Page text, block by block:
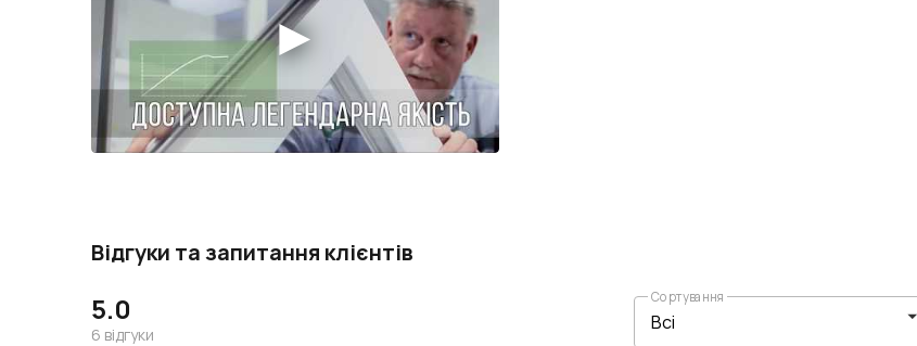
Відгуки та запитання клієнтів
5.0
6 відгуки
Сортування